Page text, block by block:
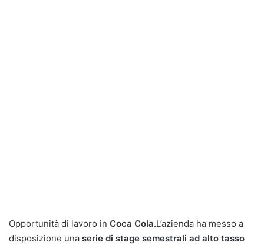
Opportunità di lavoro in Coca Cola.L’azienda ha messo a
disposizione una serie di stage semestrali ad alto tasso